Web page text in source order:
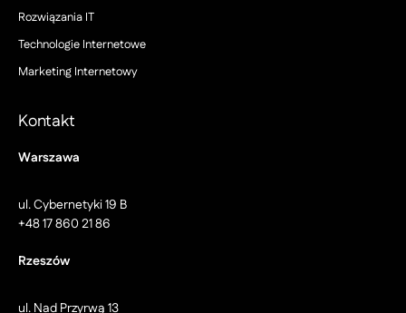
Rozwiązania IT
Technologie Internetowe
Marketing Internetowy
Kontakt
Warszawa
ul. Cybernetyki 19 B
+48 17 860 21 86
Rzeszów
ul. Nad Przyrwą 13